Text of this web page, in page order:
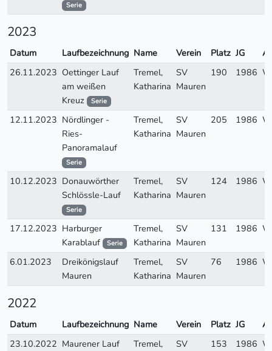
Serie
2023
Datum Laufbezeichnung Name Verein Platz JG
26.11.2023 Oettinger Lauf
am weißen
Kreuz
Serie
Tremel,
Katharina
SV
Mauren
190 1986
12.11.2023 Nördlinger -
Ries-
Panoramalauf
Serie
Tremel,
Katharina
SV
Mauren
205 1986
10.12.2023 Donauwörther
Schlössle-Lauf
Serie
Tremel,
Katharina
SV
Mauren
124 1986
17.12.2023 Harburger
Karablauf
Serie
Tremel,
Katharina
SV
Mauren
131 1986
6.01.2023
Dreikönigslauf
Mauren
Tremel,
Katharina
SV
Mauren
76 1986
2022
Datum Laufbezeichnung Name Verein Platz JG
23.10.2022 Maurener Lauf
Tremel,
SV
153 1986